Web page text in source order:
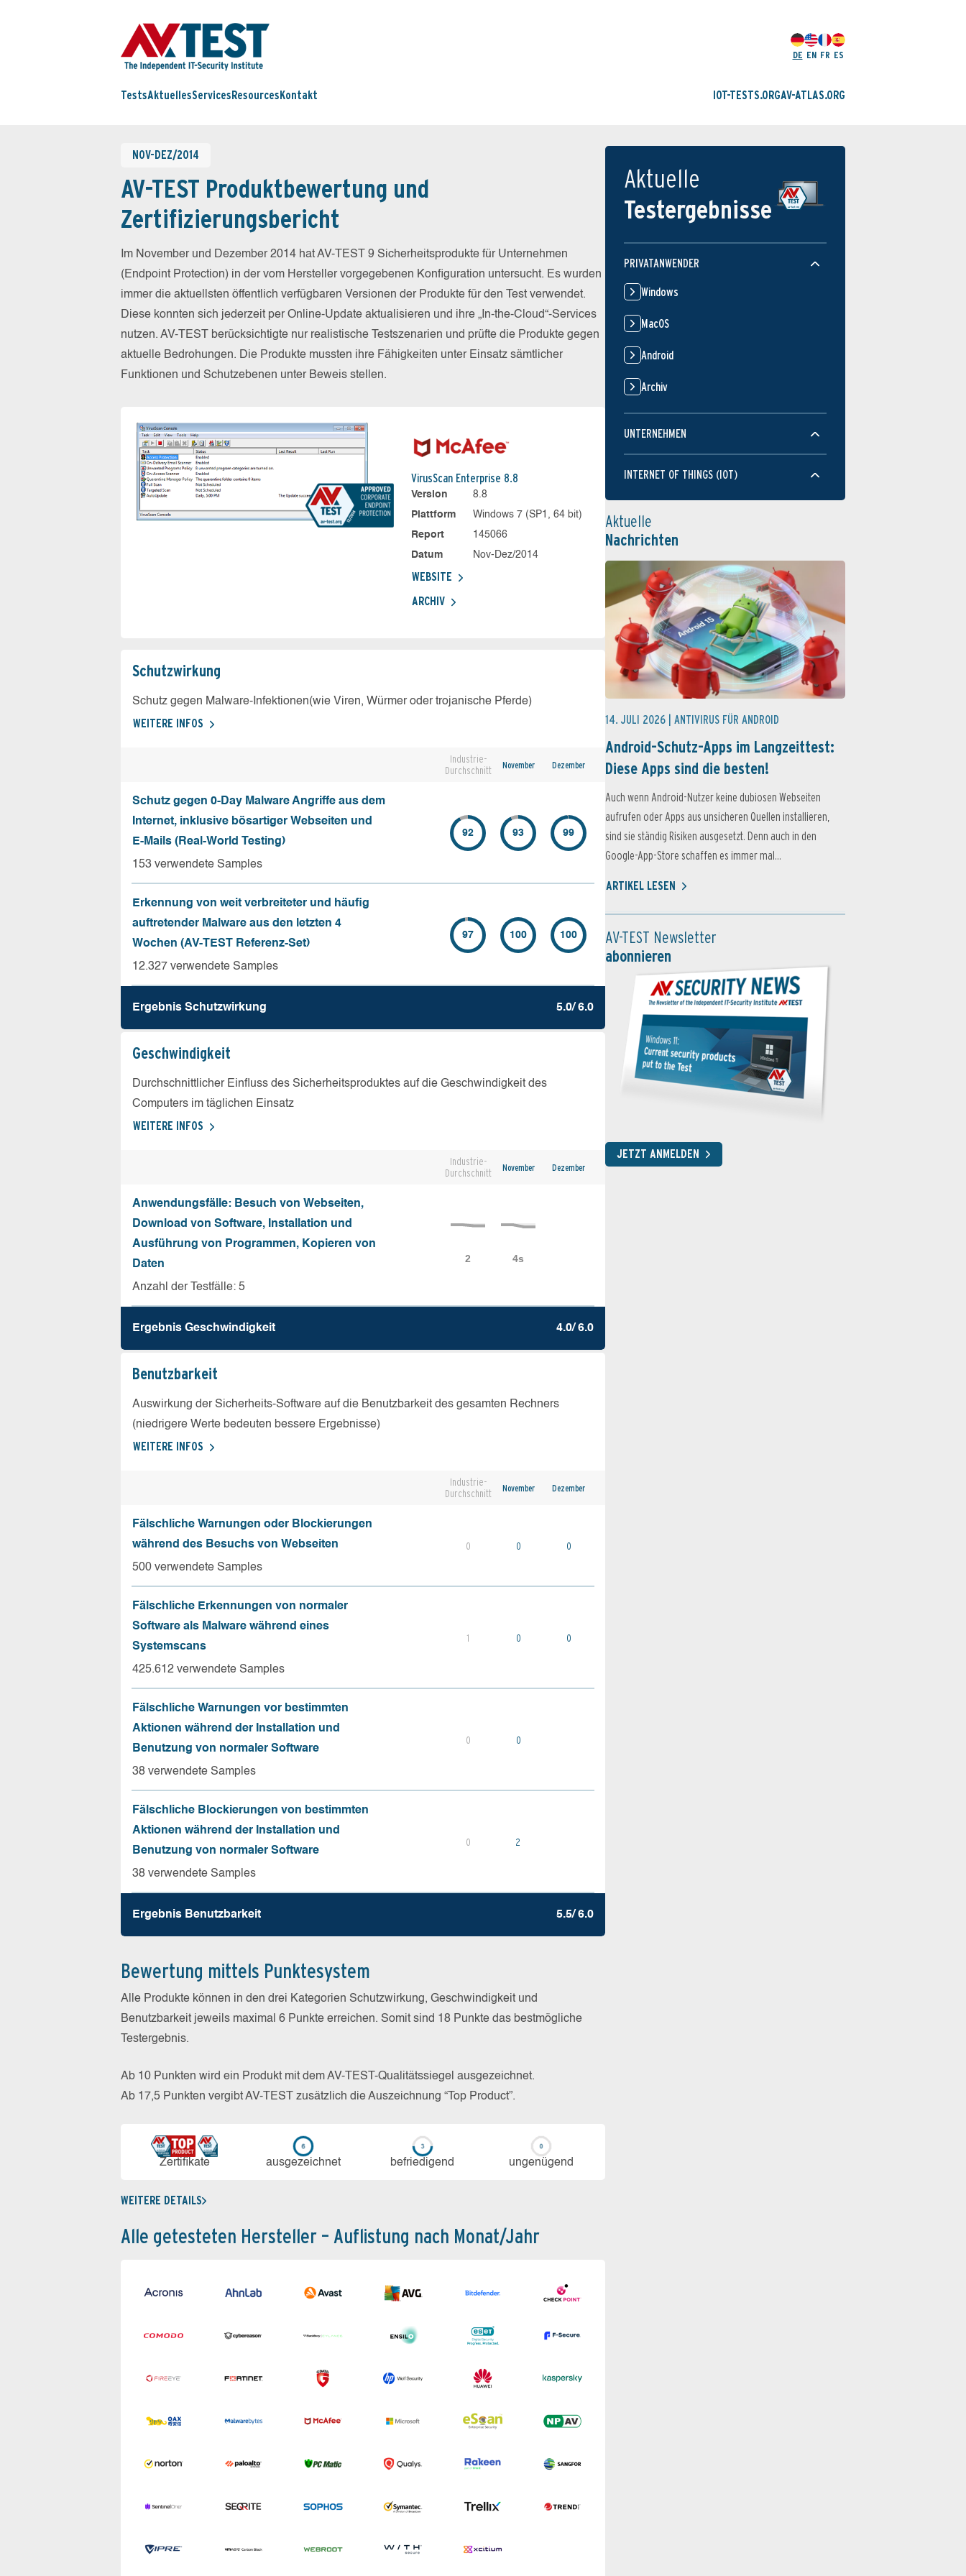
DE EN FR ES
TestsAktuellesServices Resources Kontakt IOT-TESTS.ORGAV-ATLAS.ORG
NOV-DEZ/2014
AV-TEST Produktbewertung und
Zertifizierungsbericht
Im November und Dezember 2014 hat AV-TEST 9 Sicherheitsprodukte für Unternehmen
(Endpoint Protection) in der vom Hersteller vorgegebenen Konfiguration untersucht. Es wurden
immer die aktuellsten öffentlich verfügbaren Versionen der Produkte für den Test verwendet.
Diese konnten sich jederzeit per Online-Update aktualisieren und ihre „In-the-Cloud“-Services
nutzen. AV-TEST berücksichtigte nur realistische Testszenarien und prüfte die Produkte gegen
aktuelle Bedrohungen. Die Produkte mussten ihre Fähigkeiten unter Einsatz sämtlicher
Funktionen und Schutzebenen unter Beweis stellen.
VirusScan Enterprise 8.8
Version
8.8
Plattform
Windows 7 (SP1, 64 bit)
Report
145066
Datum
Nov-Dez/2014
WEBSITE
ARCHIV
Schutz­wirkung
Schutz gegen Malware-Infektionen(wie Viren, Würmer oder trojanische Pferde)
WEITERE INFOS
Industrie-
Durchschnitt
November Dezember
Schutz gegen 0-Day Malware Angriffe aus dem
Internet, inklusive bösartiger Webseiten und
E-Mails (Real-World Testing)
153 verwendete Samples
92 93 99
Erkennung von weit verbreiteter und häufig
auftretender Malware aus den letzten 4
Wochen (AV-TEST Referenz-Set)
12.327 verwendete Samples
97 100 100
Ergebnis Schutz­wirkung 5.0/ 6.0
Geschw­indigkeit
Durchschnittlicher Einfluss des Sicherheitsproduktes auf die Geschwindigkeit des
Computers im täglichen Einsatz
WEITERE INFOS
Industrie-
Durchschnitt
November Dezember
Anwendungsfälle: Besuch von Webseiten,
Download von Software, Installation und
Ausführung von Programmen, Kopieren von
Daten
Anzahl der Testfälle: 5
Ergebnis Geschw­indigkeit 4.0/ 6.0
Benutz­barkeit
Auswirkung der Sicherheits-Software auf die Benutzbarkeit des gesamten Rechners
(niedrigere Werte bedeuten bessere Ergebnisse)
WEITERE INFOS
Industrie-
Durchschnitt
November Dezember
Fälschliche Warnungen oder Blockierungen
während des Besuchs von Webseiten
500 verwendete Samples
0 0 0
Fälschliche Erkennungen von normaler
Software als Malware während eines
Systemscans
425.612 verwendete Samples
1 0 0
Fälschliche Warnungen vor bestimmten
Aktionen während der Installation und
Benutzung von normaler Software
38 verwendete Samples
0 0
Fälschliche Blockierungen von bestimmten
Aktionen während der Installation und
Benutzung von normaler Software
38 verwendete Samples
0 2
Ergebnis Benutz­barkeit 5.5/ 6.0
Bewertung mittels Punktesystem
Alle Produkte können in den drei Kategorien Schutzwirkung, Geschwindigkeit und
Benutzbarkeit jeweils maximal 6 Punkte erreichen. Somit sind 18 Punkte das bestmögliche
Testergebnis.
Ab 10 Punkten wird ein Produkt mit dem AV-TEST-Qualitätssiegel ausgezeichnet.
Ab 17,5 Punkten vergibt AV-TEST zusätzlich die Auszeichnung “Top Product”.
Zerti­fikate aus­ge­zeich­net be­frie­di­gend un­ge­nü­gend
WEITERE DETAILS
Alle getesteten Hersteller – Auflistung nach Monat/Jahr
Aktuelle
Testergebnisse
PRIVATANWENDER
Windows
MacOS
Android
Archiv
UNTERNEHMEN
INTERNET OF THINGS (IOT)
Aktuelle
Nachrichten
14. JULI 2026 | ANTIVIRUS FÜR ANDROID
Android-Schutz-Apps im Langzeittest:
Diese Apps sind die besten!
Auch wenn Android-Nutzer keine dubiosen Webseiten
aufrufen oder Apps aus unsicheren Quellen installieren,
sind sie ständig Risiken ausgesetzt. Denn auch in den
Google-App-Store schaffen es immer mal...
ARTIKEL LESEN
AV-TEST Newsletter
abonnieren
JETZT ANMELDEN